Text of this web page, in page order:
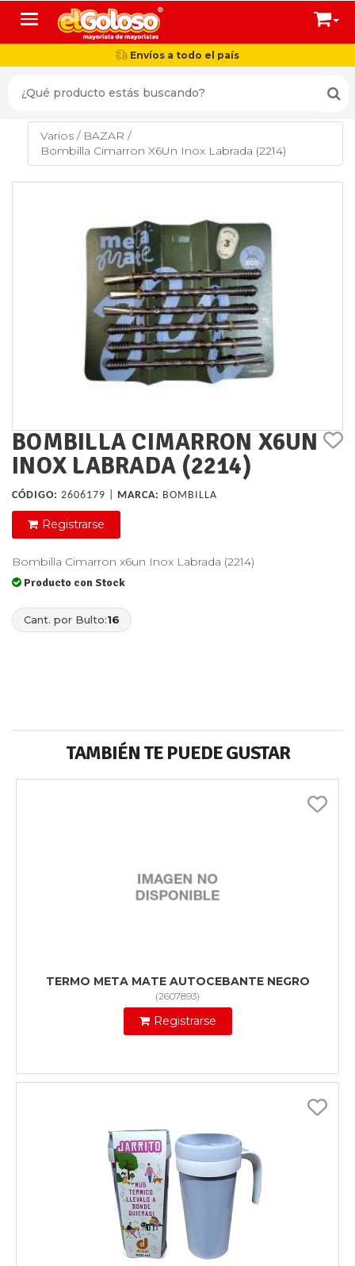
Toggle navigation
Envíos a todo el país
Varios / BAZAR /
Bombilla Cimarron X6Un Inox Labrada (2214)
BOMBILLA CIMARRON X6UN
INOX LABRADA (2214)
CÓDIGO: 2606179 | MARCA: BOMBILLA
Registrarse
Bombilla Cimarron x6un Inox Labrada (2214)
Producto con Stock
Cant. por Bulto:16
TAMBIÉN TE PUEDE GUSTAR
TERMO META MATE AUTOCEBANTE NEGRO
(2607893)
Registrarse